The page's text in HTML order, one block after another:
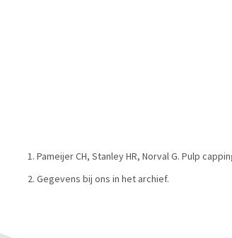
Pameijer CH, Stanley HR, Norval G. Pulp
Gegevens bij ons in het archief.